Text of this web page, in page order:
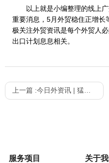
以上就是小编整理的线上广
重要消息，5月外贸稳住正增长
极关注外贸资讯是每个外贸人
出口计划息息相关。
上一篇 :今日外资讯 | 猛！美国新关税排除清单；人民币升值；全球经济萎缩；突尼斯取消限制；亚马逊夏季促销；英国石油裁员；
服务项目 关于